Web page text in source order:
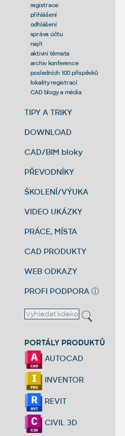
registrace
přihlášení
odhlášení
správa účtu
najít
aktivní témata
archiv konference
posledních 100 příspěvků
lokality registrací
CAD blogy a média
TIPY A TRIKY
DOWNLOAD
CAD/BIM bloky
PŘEVODNÍKY
ŠKOLENÍ/VÝUKA
VIDEO UKÁZKY
PRÁCE, MÍSTA
CAD PRODUKTY
WEB ODKAZY
PROFI PODPORA ⓘ
PORTÁLY PRODUKTŮ
AUTOCAD
INVENTOR
REVIT
CIVIL 3D